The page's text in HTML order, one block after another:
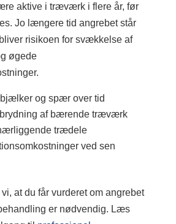
aktive i træværk i flere år, før
Jo længere tid angrebet står
risikoen for svækkelse af
øgede
og spær over tid
af bærende træværk
trædele
ved sen
at du får vurderet om angrebet
er nødvendig. Læs